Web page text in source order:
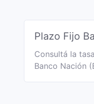
Plazo Fijo
Consultá la
Banco Nación